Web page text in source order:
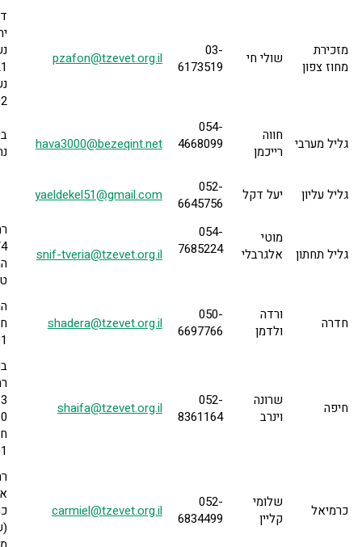
מזכירת
מחוז צפון
שולי חי
03-
6173519
pzafon@tzevet.org.il
גליל מערבי
חווה
רייכמן
054-
hava3000@bezeqint.net
גליל עליון יעל דקל
052-
6645756
yaeldekel51@gmail.com
גליל תחתון
מוטי
אלגרבלי
054-
snif-tveria@tzevet.org.il
חדרה
ורדה
ולדמן
050-
6697766
shadera@tzevet.org.il
חיפה
שרונה
וינרב
052-
8361164
shaifa@tzevet.org.il
כרמיאל
שלומי
קליין
052-
6834499
carmiel@tzevet.org.il